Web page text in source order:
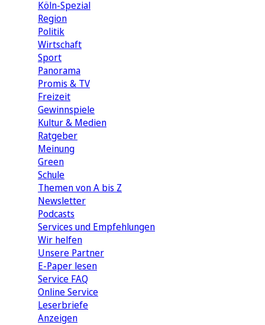
Köln-Spezial
Region
Politik
Wirtschaft
Sport
Panorama
Promis & TV
Freizeit
Gewinnspiele
Kultur & Medien
Ratgeber
Meinung
Green
Schule
Themen von A bis Z
Newsletter
Podcasts
Services und Empfehlungen
Wir helfen
Unsere Partner
E-Paper lesen
Service FAQ
Online Service
Leserbriefe
Anzeigen